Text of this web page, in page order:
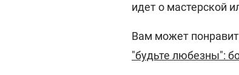
идет о мастерской
Вам может
"будьте любезны":